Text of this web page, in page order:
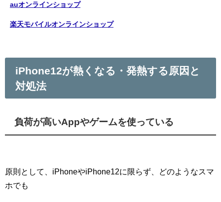
auオンラインショップ
楽天モバイルオンラインショップ
iPhone12が熱くなる・発熱する原因と
対処法
負荷が高いAppやゲームを使っている
原則として、iPhoneやiPhone12に限らず、どのようなスマ
ホでも